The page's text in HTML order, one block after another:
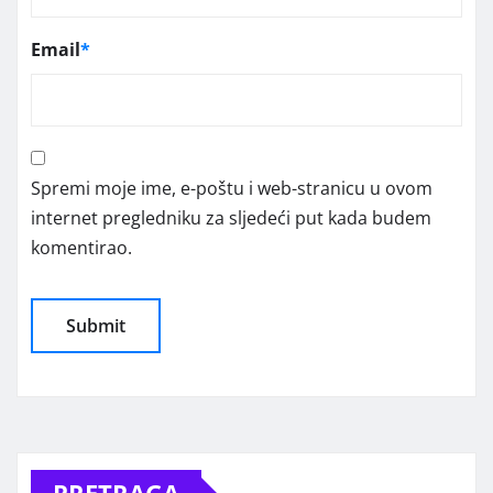
Email*
Spremi moje ime, e-poštu i web-stranicu u ovom
internet pregledniku za sljedeći put kada budem
komentirao.